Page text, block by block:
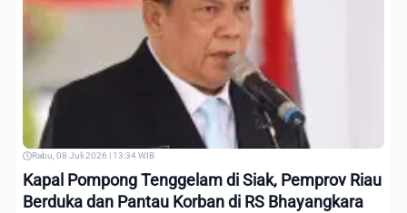
Rabu, 08 Juli 2026 | 13:34 WIB
Kapal Pompong Tenggelam di Siak, Pemprov Riau
Berduka dan Pantau Korban di RS Bhayangkara